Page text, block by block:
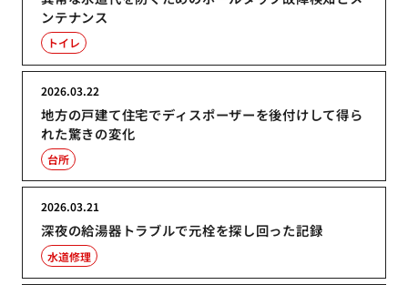
ンテナンス
トイレ
地方の戸建て住宅でディスポーザーを後付けして得ら
れた驚きの変化
2026.03.22
台所
深夜の給湯器トラブルで元栓を探し回った記録
2026.03.21
水道修理